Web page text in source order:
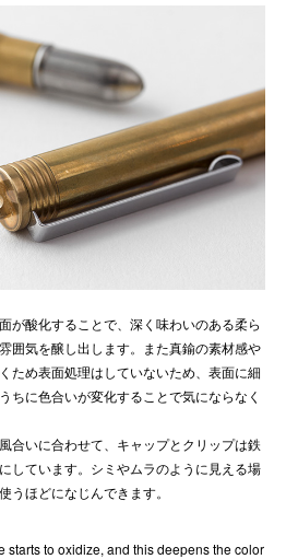
が酸化することで、深く味わいのある柔ら
囲気を醸し出します。また真鍮の素材感や
ため表面処理はしていないため、表面に細
ちに色合いが変化することで気にならなく
合いに合わせて、キャップとクリップは鉄
しています。シミやムラのように見える場
うほどになじんできます。
starts to oxidize, and this deepens the color